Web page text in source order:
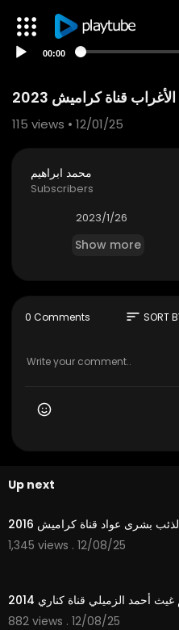
00:00
قناة كراميش 2023
115 views • 12/01/25
محمد ابراهيم
Subscribers
2023/1/26
Show more
0 Comments sort SORT
Up next
بشرى عواد قناة كراميش 2016
1,345 views . 12/08/25
أحمد الزميلي قناة كناري 2014
882 views . 12/08/25